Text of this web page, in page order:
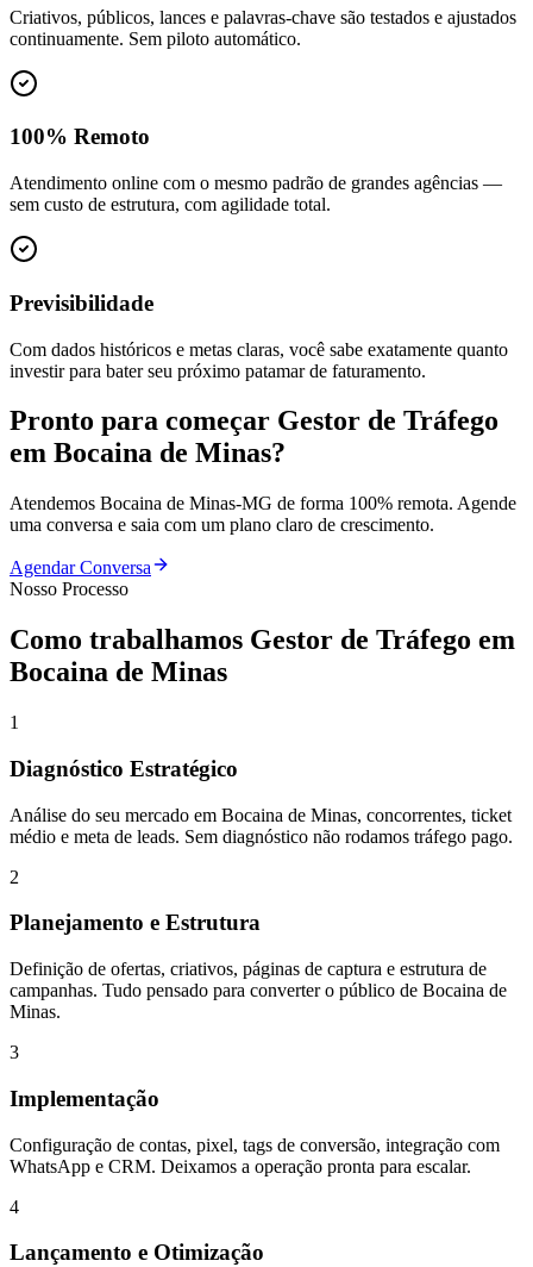
Criativos, públicos, lances e palavras-chave são testados e ajustados
continuamente. Sem piloto automático.
100% Remoto
Atendimento online com o mesmo padrão de grandes agências —
sem custo de estrutura, com agilidade total.
Previsibilidade
Com dados históricos e metas claras, você sabe exatamente quanto
investir para bater seu próximo patamar de faturamento.
Pronto para começar Gestor de Tráfego
em Bocaina de Minas?
Atendemos Bocaina de Minas-MG de forma 100% remota. Agende
uma conversa e saia com um plano claro de crescimento.
Agendar Conversa
Nosso Processo
Como trabalhamos Gestor de Tráfego em
Bocaina de Minas
1
Diagnóstico Estratégico
Análise do seu mercado em Bocaina de Minas, concorrentes, ticket
médio e meta de leads. Sem diagnóstico não rodamos tráfego pago.
2
Planejamento e Estrutura
Definição de ofertas, criativos, páginas de captura e estrutura de
campanhas. Tudo pensado para converter o público de Bocaina de
Minas.
3
Implementação
Configuração de contas, pixel, tags de conversão, integração com
WhatsApp e CRM. Deixamos a operação pronta para escalar.
4
Lançamento e Otimização